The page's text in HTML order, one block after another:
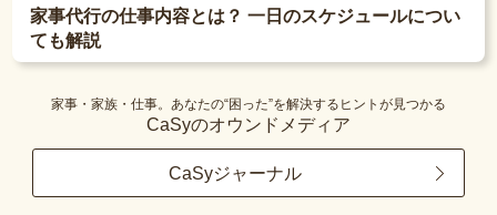
家事代行の仕事内容とは？ 一日のスケジュールについ
ても解説
家事・家族・仕事。あなたの“困った”を解決するヒントが見つかる
CaSyのオウンドメディア
CaSyジャーナル